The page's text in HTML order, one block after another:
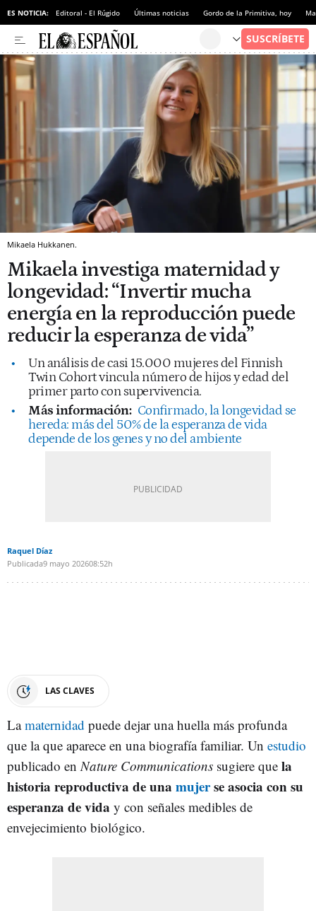
ES NOTICIA: Editoral - El Rúgido Últimas noticias Gordo de la Primitiva, hoy
Mikaela Hukkanen.
Mikaela investiga maternidad y
longevidad: “Invertir mucha
energía en la reproducción puede
reducir la esperanza de vida”
Un análisis de casi 15.000 mujeres del Finnish
Twin Cohort vincula número de hijos y edad del
primer parto con supervivencia.
Más información: Confirmado, la longevidad se
hereda: más del 50% de la esperanza de vida
depende de los genes y no del ambiente
Raquel Díaz
Publicada9 mayo 202608:52h
LAS CLAVES
Lamaternidad puede dejar una huella más profunda
que la que aparece en una biografía familiar. Un estudio
publicado en Nature Communications sugiere que la
historia reproductiva de una mujerse asocia con su
esperanza de vida y con señales medibles de
envejecimiento biológico.